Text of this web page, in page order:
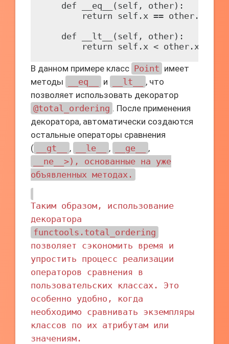
    def __eq__(self, other):
return self.x == other.x and
    def __lt__(self, other):
В данном примере класс Point имеет
методы
__eq__ и __lt__
, что
позволяет использовать декоратор
@total_ordering . После применения
декоратора, автоматически создаются
остальные операторы сравнения
(
__gt__ , __le__ , __ge__
,
__ne__>), основанные на уже
объявленных методах.
Таким образом, использование
декоратора
functools.total_ordering
позволяет сэкономить время и
упростить процесс реализации
операторов сравнения в
пользовательских классах. Это
особенно удобно, когда
необходимо сравнивать экземпляры
классов по их атрибутам или
значениям.